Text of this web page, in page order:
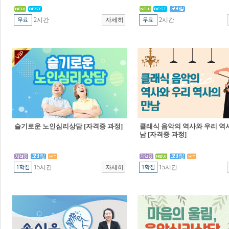
2시간 2시간
슬기로운 노인심리상담 [자격증 과정]
15시간
클래식 음악의 역사와 우리 역
남 [자격증 과정]
15시간